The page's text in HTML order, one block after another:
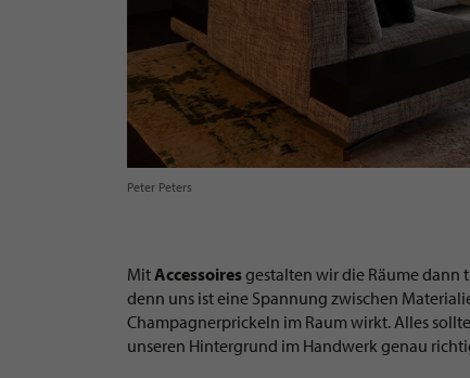
Peter Peters
MitAccessoiresgestalten wir die Räume dann
denn uns ist eine Spannung zwischen
Champagnerprickeln im Raum wirkt. Alles
unseren Hintergrund im Handwerk genau